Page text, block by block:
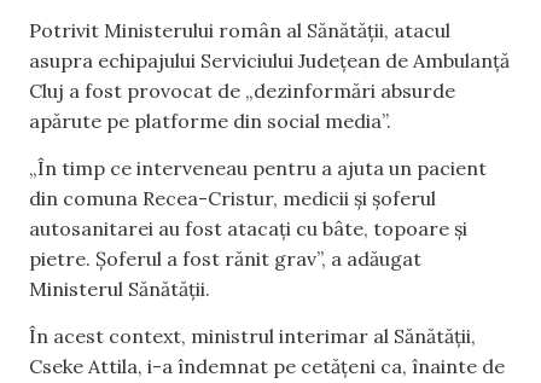
Potrivit Ministerului român al Sănătății, atacul
asupra echipajului Serviciului Județean de Ambulanță
Cluj a fost provocat de „dezinformări absurde
apărute pe platforme din social media”.
„În timp ce interveneau pentru a ajuta un pacient
din comuna Recea-Cristur, medicii și șoferul
autosanitarei au fost atacați cu bâte, topoare și
pietre. Șoferul a fost rănit grav”, a adăugat
Ministerul Sănătății.
În acest context, ministrul interimar al Sănătății,
Cseke Attila, i-a îndemnat pe cetățeni ca, înainte de